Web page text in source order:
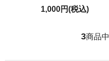
1,000円(税込)
3商品中